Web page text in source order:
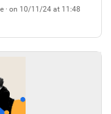
par le service
· on 10/11/24 at 11:48